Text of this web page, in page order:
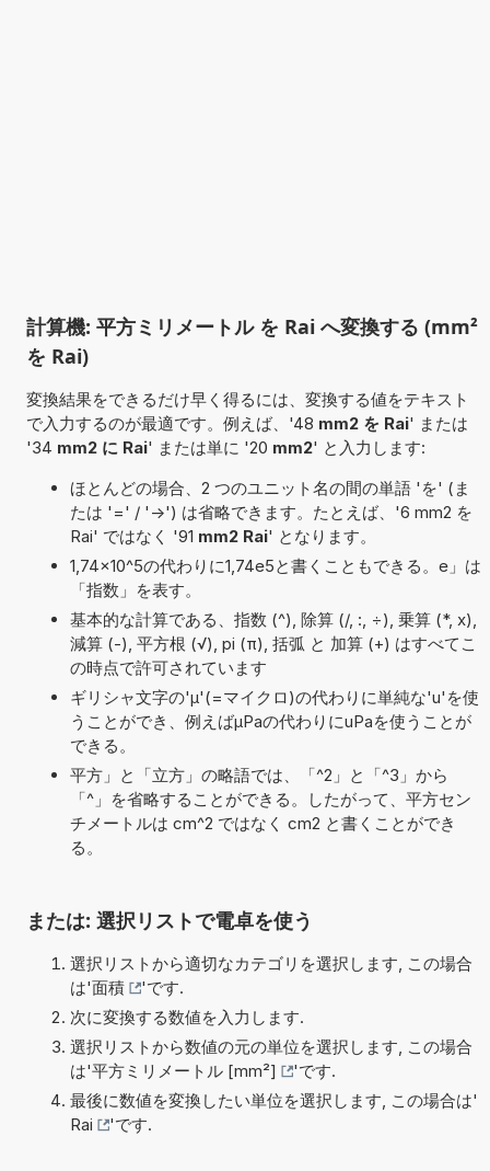
計算機: 平方ミリメートル を Rai へ変換する (mm²
を Rai)
変換結果をできるだけ早く得るには、変換する値をテキスト
で入力するのが最適です。例えば、'48 mm2 を Rai' または
'34 mm2 に Rai' または単に '20 mm2' と入力します:
ほとんどの場合、2 つのユニット名の間の単語 'を' (ま
たは '=' / '->') は省略できます。たとえば、'6 mm2 を
Rai' ではなく '91 mm2 Rai' となります。
1,74×10^5の代わりに1,74e5と書くこともできる。e」は
「指数」を表す。
基本的な計算である、指数 (^), 除算 (/, :, ÷), 乗算 (*, x),
減算 (-), 平方根 (√), pi (π), 括弧 と 加算 (+) はすべてこ
の時点で許可されています
ギリシャ文字の'μ'(=マイクロ)の代わりに単純な'u'を使
うことができ、例えばµPaの代わりにuPaを使うことが
できる。
平方」と「立方」の略語では、「^2」と「^3」から
「^」を省略することができる。したがって、平方セン
チメートルは cm^2 ではなく cm2 と書くことができ
る。
または: 選択リストで電卓を使う
選択リストから適切なカテゴリを選択します, この場合
は'面積
'です.
次に変換する数値を入力します.
選択リストから数値の元の単位を選択します, この場合
は'平方ミリメートル [mm²]
'です.
最後に数値を変換したい単位を選択します, この場合は'
Rai
'です.